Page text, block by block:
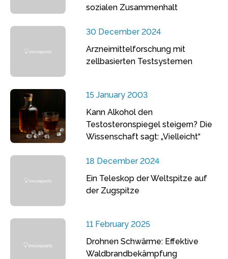
sozialen Zusammenhalt
30 December 2024
Arzneimittelforschung mit
zellbasierten Testsystemen
15 January 2003
Kann Alkohol den
Testosteronspiegel steigern? Die
Wissenschaft sagt: „Vielleicht“
18 December 2024
Ein Teleskop der Weltspitze auf
der Zugspitze
11 February 2025
Drohnen Schwärme: Effektive
Waldbrandbekämpfung